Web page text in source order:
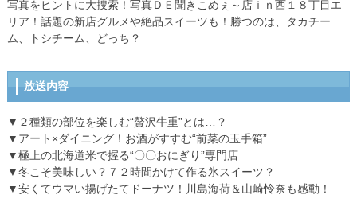
写真をヒントに大捜索！写真ＤＥ聞きこめぇ～店ｉｎ西１８丁目エ
リア！話題の新店グルメや絶品スイーツも！勝つのは、タカチー
ム、トシチーム、どっち？
放送内容
▼２種類の部位を楽しむ“贅沢牛重”とは…？
▼アート×ダイニング！お酒がすすむ“前菜の玉手箱”
▼極上の北海道米で握る“〇〇おにぎり”専門店
▼冬こそ美味しい？７２時間かけて作る氷スイーツ？
▼安くてウマい揚げたてドーナツ！川島海荷＆山崎怜奈も感動！